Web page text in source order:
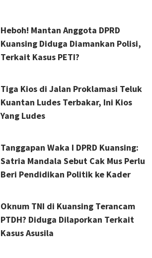
Heboh! Mantan Anggota DPRD
Kuansing Diduga Diamankan Polisi,
Terkait Kasus PETI?
Tiga Kios di Jalan Proklamasi Teluk
Kuantan Ludes Terbakar, Ini Kios
Yang Ludes
Tanggapan Waka I DPRD Kuansing:
Satria Mandala Sebut Cak Mus Perlu
Beri Pendidikan Politik ke Kader
Oknum TNI di Kuansing Terancam
PTDH? Diduga Dilaporkan Terkait
Kasus Asusila